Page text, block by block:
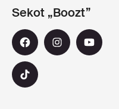
Sekot „Boozt”